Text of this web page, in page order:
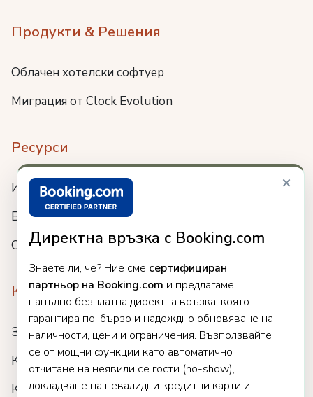
×
Директна връзка с Booking.com
Знаете ли, че? Ние сме сертифициран
партньор на Booking.com и предлагаме
напълно безплатна директна връзка, която
гарантира по-бързо и надеждно обновяване на
наличности, цени и ограничения. Възползвайте
се от мощни функции като автоматично
отчитане на неявили се гости (no-show),
докладване на невалидни кредитни карти и
Продукти & Решения
Облачен хотелски софтуер
Миграция от Clock Evolution
Ресурси
Интеграции
Блог
Събития
Компания
За нас
Кариери
Клиенти